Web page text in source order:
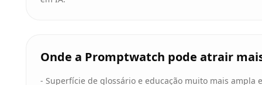
Onde a Promptwatch pode atrair
- Superfície de glossário e educação muito mais ampla